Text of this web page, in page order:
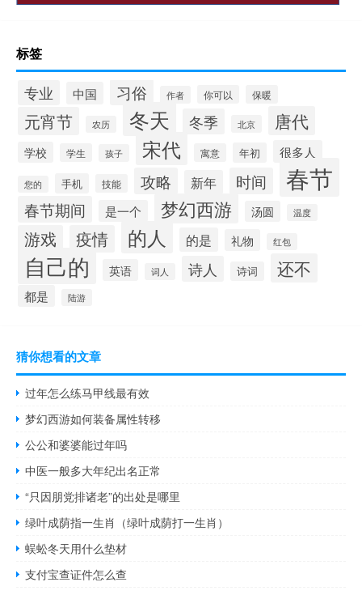
标签
专业 中国 习俗 作者 你可以 保暖
元宵节 农历 冬天 冬季 北京 唐代
学校 学生 孩子 宋代 寓意 年初 很多人
您的 手机 技能 攻略 新年 时间 春节
春节期间 是一个 梦幻西游 汤圆 温度
游戏 疫情 的人 的是 礼物 红包
自己的 英语 词人 诗人 诗词 还不
都是 陆游
猜你想看的文章
过年怎么练马甲线最有效
梦幻西游如何装备属性转移
公公和婆婆能过年吗
中医一般多大年纪出名正常
“只因朋党排诸老”的出处是哪里
绿叶成荫指一生肖（绿叶成荫打一生肖）
蜈蚣冬天用什么垫材
支付宝查证件怎么查